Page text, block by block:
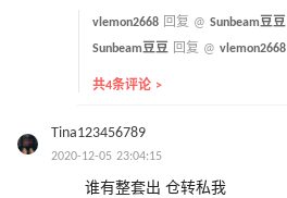
vlemon2668 回复 @ Sunbeam豆豆
Sunbeam豆豆 回复 @ vlemon2668
共4条评论 >
Tina123456789
2020-12-05 23:04:15
谁有整套出 仓转私我